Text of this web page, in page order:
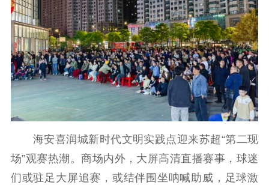
通知公告 信息公开制度
信息公开指南
信息公开年度报
告
政策法规
工作动态
理论武装
理论学习 宣传宣讲 研究阐释
哲学社科
海安喜润城新时代文明实践点迎来苏超“第二现
场”观赛热潮。商场内外，大屏高清直播赛事，球迷
们或驻足大屏追赛，或结伴围坐呐喊助威，足球激